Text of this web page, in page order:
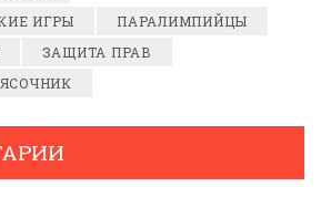
ИГРЫ
ПАРАЛИМПИЙЦЫ
ЗАЩИТА ПРАВ